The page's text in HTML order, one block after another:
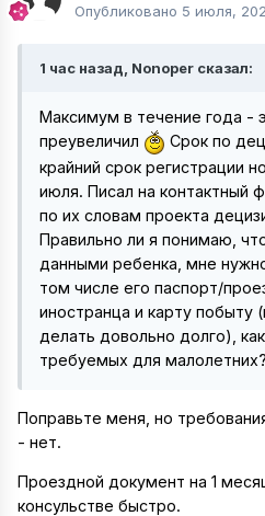
Опубликовано 5 июля,
1 час назад, Nonoper сказал:
Максимум в течение года -
преувеличил
Срок по
крайний срок регистрации
июля. Писал на контактный
по их словам проекта
Правильно ли я понимаю,
данными ребенка, мне
том числе его паспорт/
иностранца и карту побыту
делать довольно долго),
требуемых для малолетних?
Поправьте меня, но
- нет.
Проездной документ на 1
консульстве быстро.